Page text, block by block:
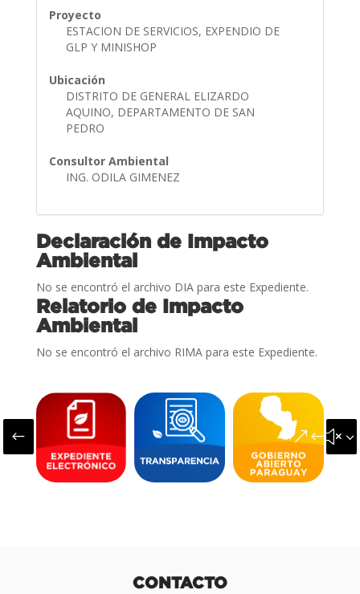
Proyecto
ESTACION DE SERVICIOS, EXPENDIO DE
GLP Y MINISHOP
Ubicación
DISTRITO DE GENERAL ELIZARDO
AQUINO, DEPARTAMENTO DE SAN
PEDRO
Consultor Ambiental
ING. ODILA GIMENEZ
Declaración de Impacto
Ambiental
No se encontró el archivo DIA para este Expediente.
Relatorio de Impacto
Ambiental
No se encontró el archivo RIMA para este Expediente.
#
CONTACTO